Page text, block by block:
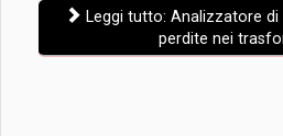
Leggi tutto: Analizzatore
perdite nei